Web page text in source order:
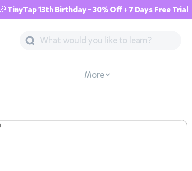
🎉TinyTap 13th Birthday - 30% Off + 7 Days Free Trial
More